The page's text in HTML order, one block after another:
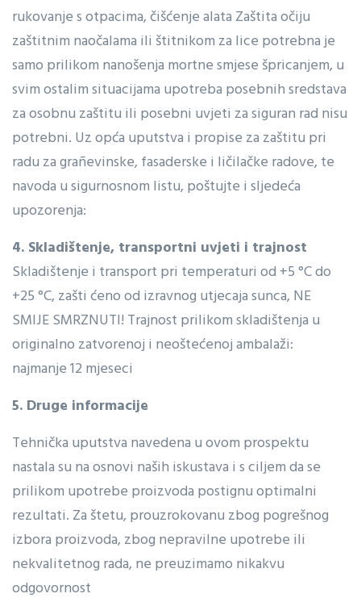
rukovanje s otpacima, čišćenje alata Zaštita očiju
zaštitnim naočalama ili štitnikom za lice potrebna je
samo prilikom nanošenja mortne smjese špricanjem, u
svim ostalim situacijama upotreba posebnih sredstava
za osobnu zaštitu ili posebni uvjeti za siguran rad nisu
potrebni. Uz opća uputstva i propise za zaštitu pri
radu za grañevinske, fasaderske i ličilačke radove, te
navoda u sigurnosnom listu, poštujte i sljedeća
upozorenja:
4. Skladištenje, transportni uvjeti i trajnost
Skladištenje i transport pri temperaturi od +5 °C do
+25 °C, zašti ćeno od izravnog utjecaja sunca, NE
SMIJE SMRZNUTI! Trajnost prilikom skladištenja u
originalno zatvorenoj i neoštećenoj ambalaži:
najmanje 12 mjeseci
5. Druge informacije
Tehnička uputstva navedena u ovom prospektu
nastala su na osnovi naših iskustava i s ciljem da se
prilikom upotrebe proizvoda postignu optimalni
rezultati. Za štetu, prouzrokovanu zbog pogrešnog
izbora proizvoda, zbog nepravilne upotrebe ili
nekvalitetnog rada, ne preuzimamo nikakvu
odgovornost